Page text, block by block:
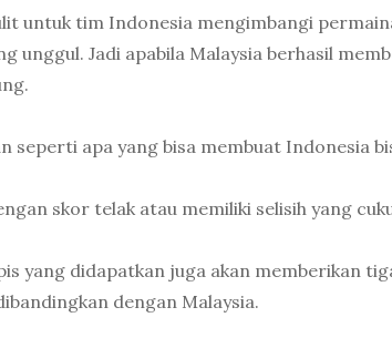
untuk tim Indonesia mengimbangi
unggul. Jadi apabila Malaysia berhasil
seperti apa yang bisa membuat Indonesia
skor telak atau memiliki selisih yang
yang didapatkan juga akan memberikan
dengan Malaysia.